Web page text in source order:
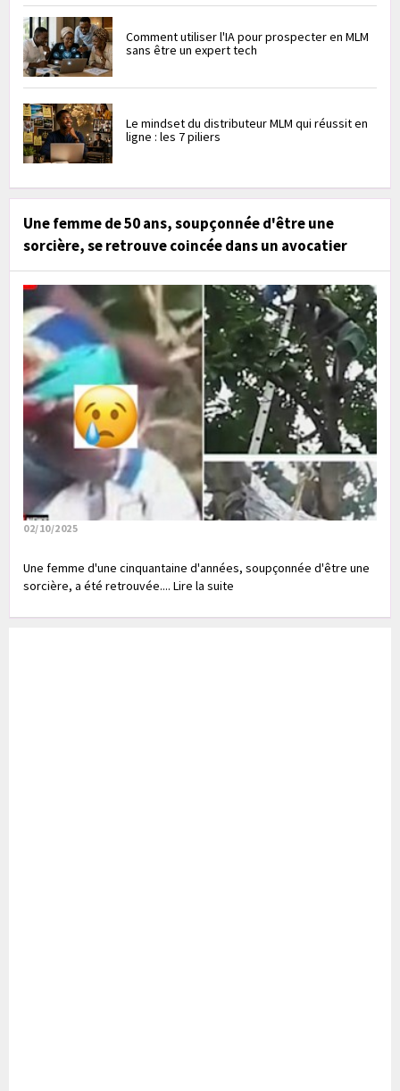
Comment utiliser l'IA pour prospecter en MLM
sans être un expert tech
Le mindset du distributeur MLM qui réussit en
ligne : les 7 piliers
Une femme de 50 ans, soupçonnée d'être une
sorcière, se retrouve coincée dans un avocatier
02/10/2025
Une femme d'une cinquantaine d'années, soupçonnée d'être une
sorcière, a été retrouvée.... Lire la suite